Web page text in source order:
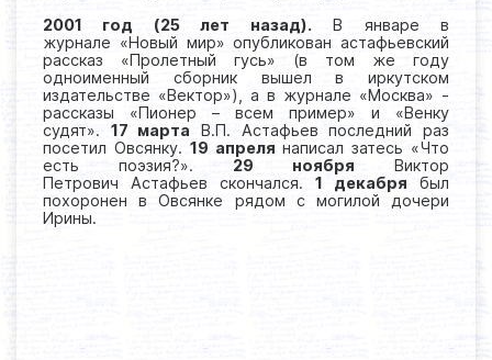
2001 год (25 лет назад). В январе в
журнале «Новый мир» опубликован астафьевский
рассказ «Пролетный гусь» (в том же году
одноименный сборник вышел в иркутском
издательстве «Вектор»), а в журнале «Москва» -
рассказы «Пионер – всем пример» и «Венку
судят». 17 марта В.П. Астафьев последний раз
посетил Овсянку. 19 апреля написал затесь «Что
есть поэзия?». 29 ноября Виктор
Петрович Астафьев скончался. 1 декабря был
похоронен в Овсянке рядом с могилой дочери
Ирины.